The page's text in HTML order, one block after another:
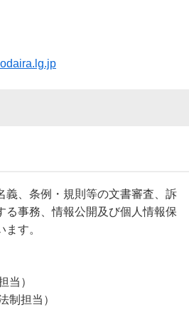
義、条例・規則等の文書審査、訴
る事務、情報公開及び個人情報保
す。
当）
制担当）